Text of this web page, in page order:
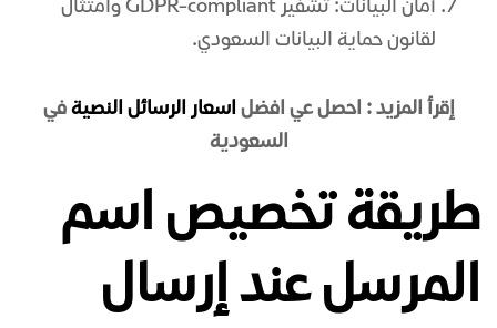
أمان البيانات: تشفير GDPR-compliant وامتثال
لقانون حماية البيانات السعودي.
إقرأ المزيد : احصل عي افضل اسعار الرسائل النصيةفي
السعودية
طريقة تخصيص اسم
المرسل عند إرسال